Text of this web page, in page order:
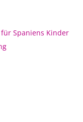
für Spaniens Kinder